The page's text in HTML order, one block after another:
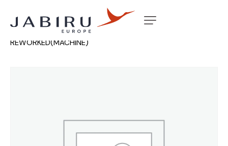
Accueil Non classé
REWORKED(MACHINE)